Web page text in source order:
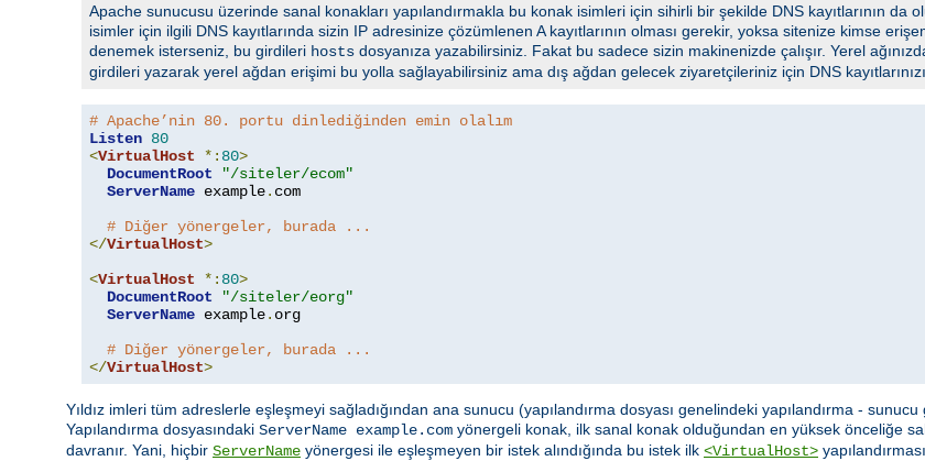
Apache sunucusu üzerinde sanal konakları yapılandırmakla bu konak isimleri için sihirli bir şekilde DNS kayıtlarının da
isimler için ilgili DNS kayıtlarında sizin IP adresinize çözümlenen A kayıtlarının olması gerekir, yoksa sitenize kimse
denemek isterseniz, bu girdileri hosts dosyanıza yazabilirsiniz. Fakat bu sadece sizin makinenizde çalışır. Yerel
girdileri yazarak yerel ağdan erişimi bu yolla sağlayabilirsiniz ama dış ağdan gelecek ziyaretçileriniz için DNS
# Apache’nin 80. portu dinlediğinden emin olalım
Listen 80
<VirtualHost *: 80>
DocumentRoot
"/siteler/ecom"
ServerName example. com
# Diğer yönergeler, burada ...
</VirtualHost>
<VirtualHost *: 80>
DocumentRoot
"/siteler/eorg"
ServerName example. org
# Diğer yönergeler, burada ...
</VirtualHost>
Yıldız imleri tüm adreslerle eşleşmeyi sağladığından ana sunucu (yapılandırma dosyası genelindeki yapılandırma -
Yapılandırma dosyasındaki ServerName example.com yönergeli konak, ilk sanal konak olduğundan en yüksek önceliğe
davranır. Yani, hiçbir ServerName yönergesi ile eşleşmeyen bir istek alındığında bu istek ilk <VirtualHost>